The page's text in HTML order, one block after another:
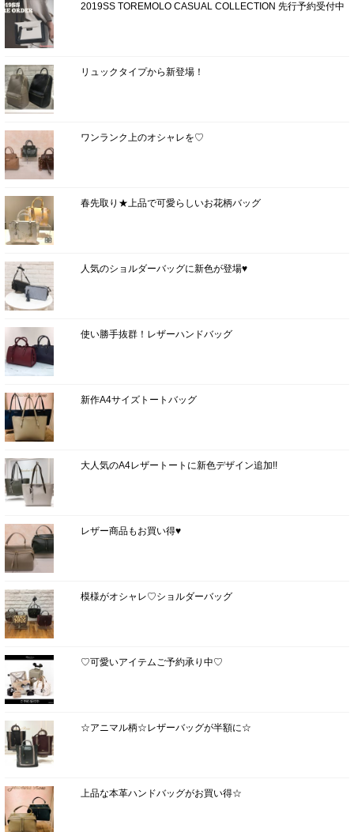
2019SS TOREMOLO CASUAL COLLECTION 先行予約受付中
リュックタイプから新登場！
ワンランク上のオシャレを♡
春先取り★上品で可愛らしいお花柄バッグ
人気のショルダーバッグに新色が登場♥
使い勝手抜群！レザーハンドバッグ
新作A4サイズトートバッグ
大人気のA4レザートートに新色デザイン追加!!
レザー商品もお買い得♥
模様がオシャレ♡ショルダーバッグ
♡可愛いアイテムご予約承り中♡
☆アニマル柄☆レザーバッグが半額に☆
上品な本革ハンドバッグがお買い得☆